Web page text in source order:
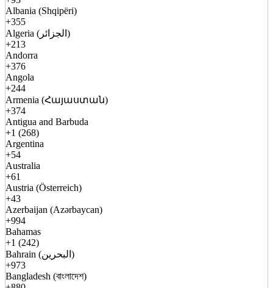
Albania (Shqipëri)
+355
Algeria (الجزائر)
+213
Andorra
+376
Angola
+244
Armenia (Հայաստան)
+374
Antigua and Barbuda
+1 (268)
Argentina
+54
Australia
+61
Austria (Österreich)
+43
Azerbaijan (Azərbaycan)
+994
Bahamas
+1 (242)
Bahrain (البحرين)
+973
Bangladesh (বাংলাদেশ)